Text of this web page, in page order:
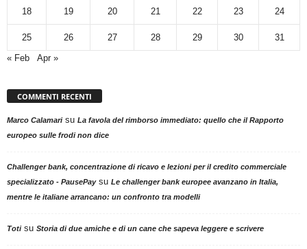
18 19 20 21 22 23 24
25 26 27 28 29 30
31
« Feb
Apr »
COMMENTI RECENTI
Marco Calamarisu La favola del rimborso immediato: quello che il Rapporto
europeo sulle frodi non dice
Challenger bank, concentrazione di ricavo e lezioni per il credito commerciale
specializzato - PausePaysu Le challenger bank europee avanzano in Italia,
mentre le italiane arrancano: un confronto tra modelli
Totisu Storia di due amiche e di un cane che sapeva leggere e scrivere